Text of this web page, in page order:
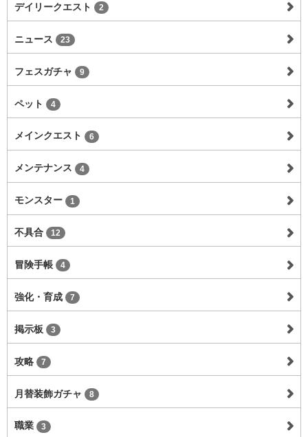
デイリークエスト 2
ニュース 23
フェスガチャ 9
ペット 4
メインクエスト 6
メンテナンス 4
モンスター 1
不具合 12
冒険手帳 4
強化・育成 7
掲示板 3
攻略 7
月替装飾ガチャ 8
職業 3